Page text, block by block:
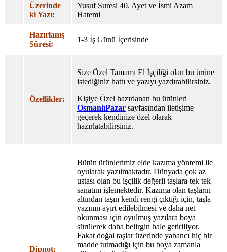
Üzerinde
ki Yazı:
Yusuf Suresi 40. Ayet ve İsmi Azam
Hatemi
Hazırlanış
Süresi:
1-3 İş Günü İçerisinde
Özellikler:
Size Özel Tamamı El İşçiliği olan bu ürüne
istediğiniz hattı ve yazıyı yazdırabilirsiniz.
Kişiye Özel hazırlanan bu ürünleri
OsmanlıPazar sayfasından iletişime
geçerek kendinize özel olarak
hazırlatabilirsiniz.
Dipnot:
Bütün ürünlerimiz elde kazıma yöntemi ile
oyularak yazılmaktadır. Dünyada çok az
ustası olan bu işçilik değerli taşlara tek tek
sanatını işlemektedir. Kazıma olan taşların
altından taşın kendi rengi çıktığı için, taşla
yazının ayırt edilebilmesi ve daha net
okunması için oyulmuş yazılara boya
sürülerek daha belirgin hale getiriliyor.
Fakat doğal taşlar üzerinde yabancı hiç bir
madde tutmadığı için bu boya zamanla